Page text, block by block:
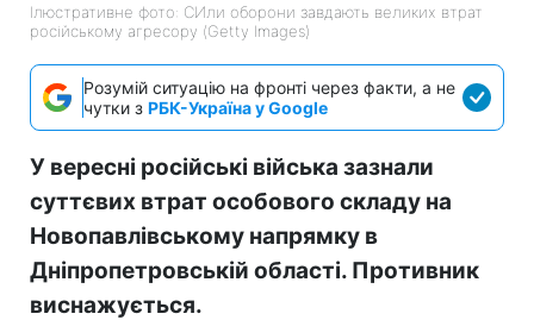
Ілюстративне фото: СИли оборони завдають великих втрат
російському агресору (Getty Images)
Розумій ситуацію на фронті через факти, а не
чутки з РБК-Україна у Google
У вересні російські війська зазнали
суттєвих втрат особового складу на
Новопавлівському напрямку в
Дніпропетровській області. Противник
виснажується.